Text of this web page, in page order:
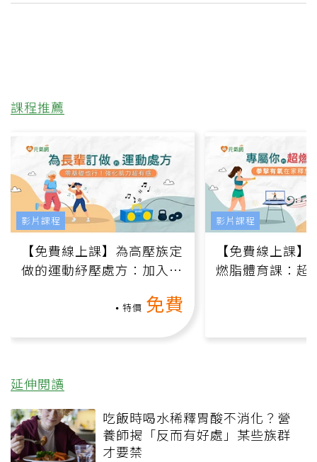
課程推薦
【免費線上課】為高壓族定
做的運動紓壓處方：加入行
特價 免費
影片課程
【免費線上課
燃脂體育課：超
影片課程
延伸閱讀
吃飯時喝水稀釋胃酸不消化？營
養師揭「反而有好處」某些族群
才要禁